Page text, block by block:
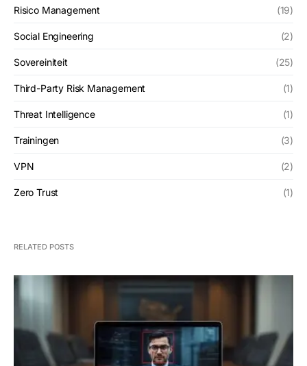
Risico Management (19)
Social Engineering (2)
Sovereiniteit (25)
Third-Party Risk Management (1)
Threat Intelligence (1)
Trainingen (3)
VPN (2)
Zero Trust (1)
RELATED POSTS